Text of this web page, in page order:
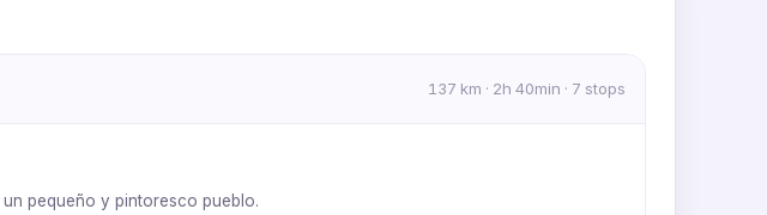
137 km · 2h 40min · 7 stops
pequeño y pintoresco pueblo.